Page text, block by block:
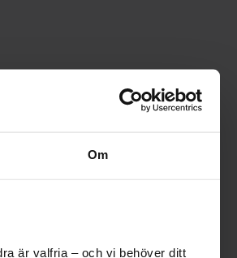
Om
är valfria – och vi behöver ditt